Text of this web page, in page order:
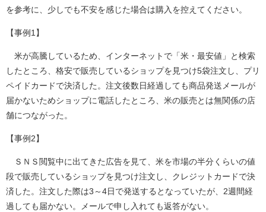
を参考に、少しでも不安を感じた場合は購入を控えてください。
【事例1】
米が高騰しているため、インターネットで「米・最安値」と検索
したところ、格安で販売しているショップを見つけ5袋注文し、プリ
ペイドカードで決済した。注文後数日経過しても商品発送メールが
届かないためショップに電話したところ、米の販売とは無関係の店
舗につながった。
【事例2】
ＳＮＳ閲覧中に出てきた広告を見て、米を市場の半分くらいの値
段で販売しているショップを見つけ注文し、クレジットカードで決
済した。注文した際は3～4日で発送するとなっていたが、2週間経
過しても届かない。メールで申し入れても返答がない。